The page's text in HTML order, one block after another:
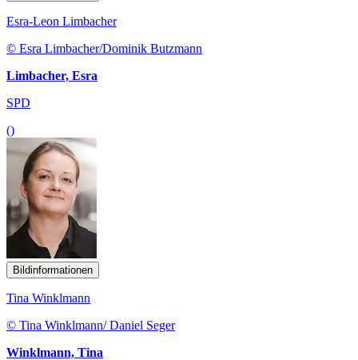
Esra-Leon Limbacher
© Esra Limbacher/Dominik Butzmann
Limbacher, Esra
SPD
()
Bildinformationen
Tina Winklmann
© Tina Winklmann/ Daniel Seger
Winklmann, Tina